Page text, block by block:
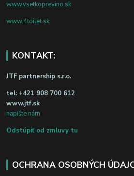
www.vsetkoprevino.sk
www.4toilet.sk
KONTAKT:
JTF partnership s.r.o.
tel: +421 908 700 612
www.jtf.sk
napíšte nám
Odstúpiť od zmluvy tu
OCHRANA OSOBNÝCH